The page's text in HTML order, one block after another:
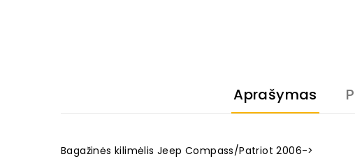
Aprašymas
Bagažinės kilimėlis Jeep Compass/Patriot 2006->